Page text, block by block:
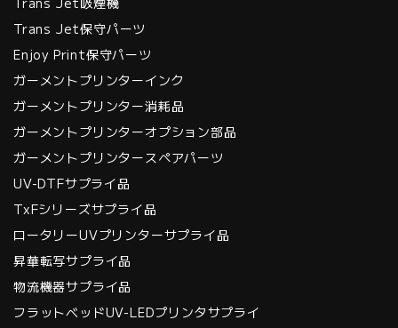
Trans Jet保守パーツ
Enjoy Print保守パーツ
ガーメントプリンターインク
ガーメントプリンター消耗品
ガーメントプリンターオプション部品
ガーメントプリンタースペアパーツ
UV-DTFサプライ品
TxFシリーズサプライ品
ロータリーUVプリンターサプライ品
昇華転写サプライ品
物流機器サプライ品
フラットベッドUV-LEDプリンタサプライ